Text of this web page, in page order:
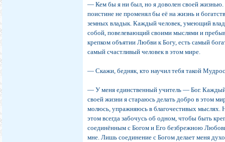
― Кем бы я ни был, но я доволен своей
поистине не променял бы её на жизнь и
земных владык. Каждый человек, умеющий
собой, повелевающий своими мыслями и
крепком объятии Любви к Богу, есть самый
самый счастливый человек в этом мире.
― Скажи, бедняк, кто научил тебя такой
― У меня единственный учитель ― Бог.
своей жизни я стараюсь делать добро в этом
молюсь, упражняюсь в благочестивых мыслях.
этом всегда забочусь об одном, чтобы быть
соединённым с Богом и Его безбрежною
мне. Лишь соединение с Богом делает меня